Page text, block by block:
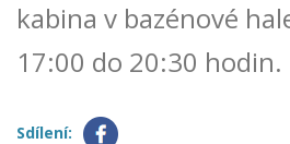
kabina v bazénové
17:00 do 20:30 hodin.
Sdílení: